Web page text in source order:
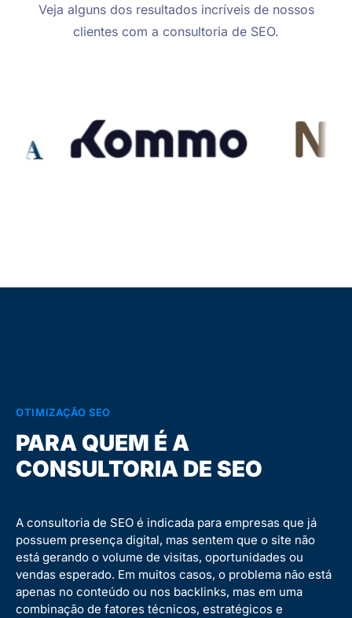
Veja alguns dos resultados incríveis de nossos
clientes com a consultoria de SEO.
OTIMIZAÇÃO SEO
PARA QUEM É A
CONSULTORIA DE SEO
A consultoria de SEO é indicada para empresas que já
possuem presença digital, mas sentem que o site não
está gerando o volume de visitas, oportunidades ou
vendas esperado. Em muitos casos, o problema não está
apenas no conteúdo ou nos backlinks, mas em uma
combinação de fatores técnicos, estratégicos e